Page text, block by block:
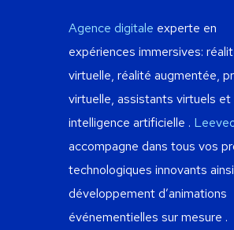
Agence digitale experte en
expériences immersives:
virtuelle, réalité augmentée,
virtuelle, assistants virtuels et
intelligence artificielle .
accompagne dans tous vos
technologiques innovants
développement d’animations
événementielles sur mesure .